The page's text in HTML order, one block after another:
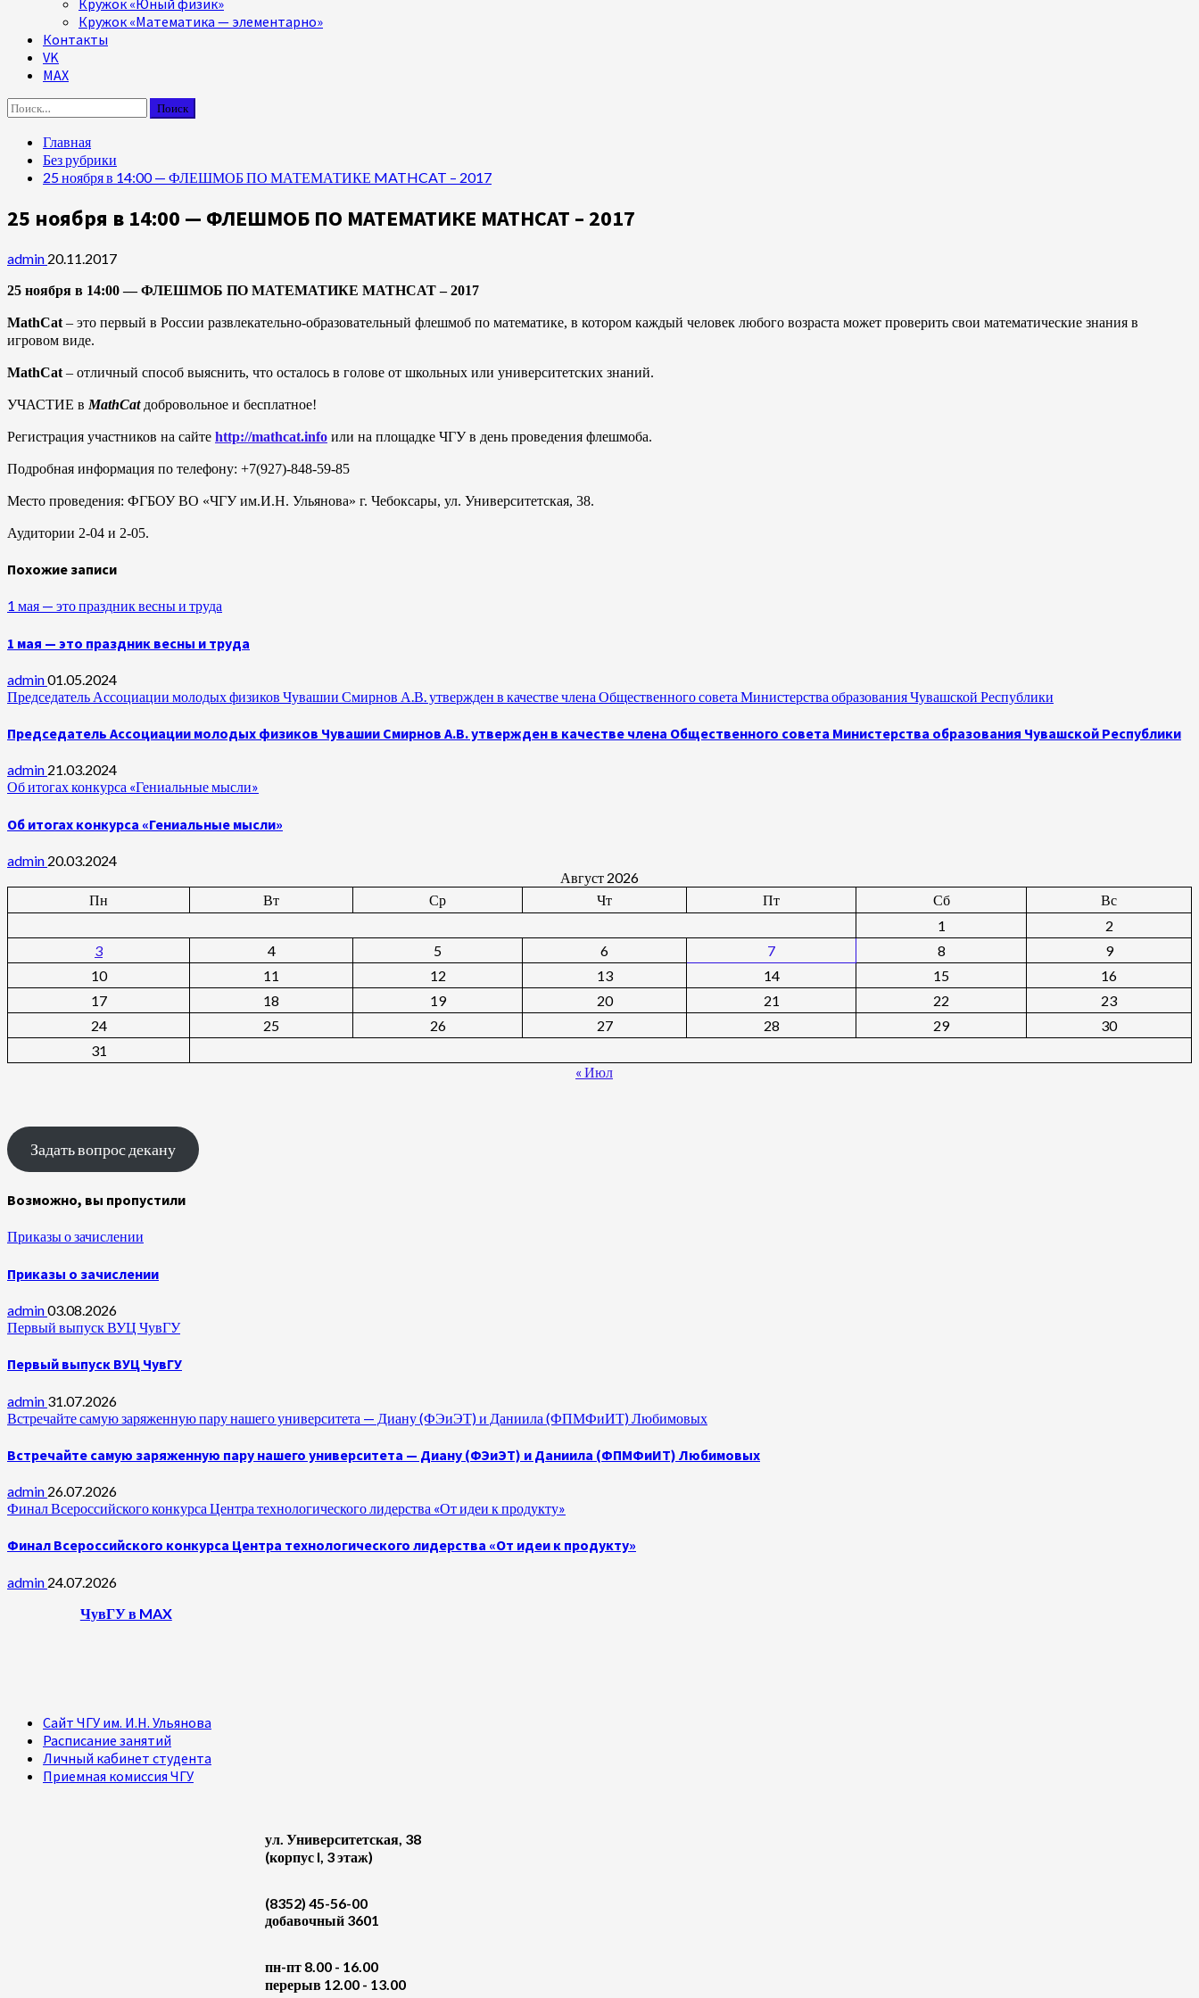
Кружок «Юный физик»
Кружок «Математика — элементарно»
Контакты
VK
MAX
Найти:
Главная
Без рубрики
25 ноября в 14:00 — ФЛЕШМОБ ПО МАТЕМАТИКЕ MATHCAT – 2017
25 ноября в 14:00 — ФЛЕШМОБ ПО МАТЕМАТИКЕ MATHCAT – 2017
admin 20.11.2017
25 ноября в 14:00 — ФЛЕШМОБ ПО МАТЕМАТИКЕ MATHCAT – 2017
MathCat – это первый в России развлекательно-образовательный флешмоб по математике, в котором каждый человек любого возраста может проверить свои математические знания в
игровом виде.
MathCat – отличный способ выяснить, что осталось в голове от школьных или университетских знаний.
УЧАСТИЕ в MathCat добровольное и бесплатное!
Регистрация участников на сайте http://mathcat.info или на площадке ЧГУ в день проведения флешмоба.
Подробная информация по телефону: +7(927)-848-59-85
Место проведения: ФГБОУ ВО «ЧГУ им.И.Н. Ульянова» г. Чебоксары, ул. Университетская, 38.
Аудитории 2-04 и 2-05.
Похожие записи
1 мая — это праздник весны и труда
1 мая — это праздник весны и труда
admin01.05.2024
Председатель Ассоциации молодых физиков Чувашии Смирнов А.В. утвержден в качестве члена Общественного совета Министерства образования Чувашской Республики
Председатель Ассоциации молодых физиков Чувашии Смирнов А.В. утвержден в качестве члена Общественного совета Министерства образования Чувашской Республики
admin 21.03.2024
Об итогах конкурса «Гениальные мысли»
Об итогах конкурса «Гениальные мысли»
admin 20.03.2024
Август 2026
Пн
Вт Ср Чт Пт Сб
Вс
1
2
3
4 5 6 7 8
9
10
11 12 13 14 15
16
17
18 19 20 21 22
23
24
25 26 27 28 29
30
31
« Июл
Задать вопрос декану
Возможно, вы пропустили
Приказы о зачислении
Приказы о зачислении
admin03.08.2026
Первый выпуск ВУЦ ЧувГУ
Первый выпуск ВУЦ ЧувГУ
admin 31.07.2026
Встречайте самую заряженную пару нашего университета — Диану (ФЭиЭТ) и Даниила (ФПМФиИТ) Любимовых
Встречайте самую заряженную пару нашего университета — Диану (ФЭиЭТ) и Даниила (ФПМФиИТ) Любимовых
admin 26.07.2026
Финал Всероссийского конкурса Центра технологического лидерства «От идеи к продукту»
Финал Всероссийского конкурса Центра технологического лидерства «От идеи к продукту»
admin 24.07.2026
ЧувГУ в MAX
Сайт ЧГУ им. И.Н. Ульянова
Расписание занятий
Личный кабинет студента
Приемная комиссия ЧГУ
ул. Университетская, 38
(корпус I, 3 этаж)
(8352) 45-56-00
добавочный 3601
пн-пт 8.00 - 16.00
перерыв 12.00 - 13.00